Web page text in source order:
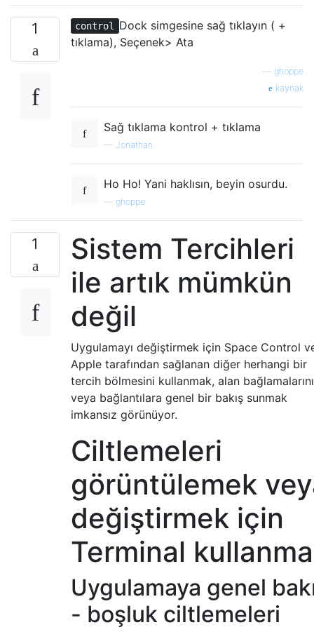
1 control
Dock simgesine sağ tıklayın ( +
tıklama), Seçenek> Ata
ghoppe
kaynak
Sağ tıklama kontrol + tıklama
— Jonathan.
Ho Ho! Yani haklısın, beyin osurdu.
ghoppe
1
Sistem Tercihleri ​​
ile artık mümkün
değil
Uygulamayı değiştirmek için Space Control
Apple tarafından sağlanan diğer herhangi bir
tercih bölmesini kullanmak, alan bağlamalarını
veya bağlantılara genel bir bakış sunmak
imkansız görünüyor.
Ciltlemeleri
görüntülemek
değiştirmek için
Terminal kullanma
Uygulamaya genel
- boşluk ciltlemeleri